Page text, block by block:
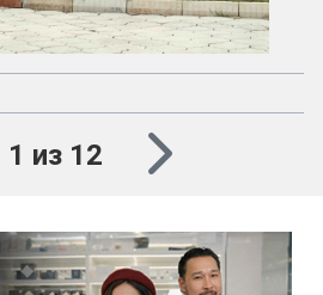
1 из 12